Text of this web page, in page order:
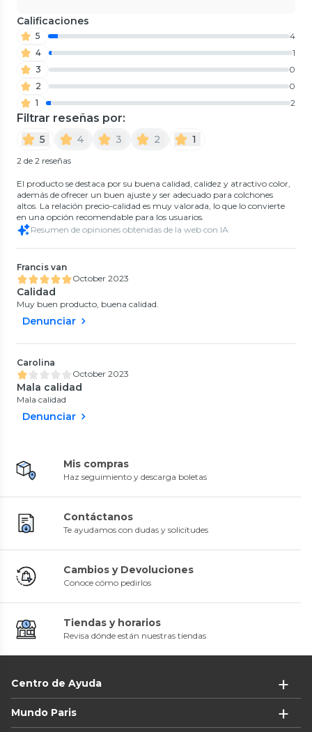
Calificaciones
5
4
4
1
3
0
2
0
1
2
Filtrar reseñas por:
5 4 3 2 1
2 de 2 reseñas
El producto se destaca por su buena calidad, calidez y atractivo color,
además de ofrecer un buen ajuste y ser adecuado para colchones
altos. La relación precio-calidad es muy valorada, lo que lo convierte
en una opción recomendable para los usuarios.
Resumen de opiniones obtenidas de la web con IA
Francis van
October 2023
Calidad
Muy buen producto, buena calidad.
Denunciar
Carolina
October 2023
Mala calidad
Mala calidad
Denunciar
Mis compras
Haz seguimiento y descarga boletas
Contáctanos
Te ayudamos con dudas y solicitudes
Cambios y Devoluciones
Conoce cómo pedirlos
Tiendas y horarios
Revisa dónde están nuestras tiendas
Centro de Ayuda
Mundo Paris